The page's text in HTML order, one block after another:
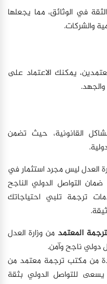
في الوثائق، مما يجعلها
والشركات.
يمكنك الاعتماد على
القانونية، حيث تضمن
العدل ليس مجرد استثمار في
التواصل الدولي الناجح
ترجمة تلبي احتياجاتك
المعتمد من وزارة العدل
ناجح وآمن.
من مكتب ترجمة معتمد من
للتواصل الدولي بثقة